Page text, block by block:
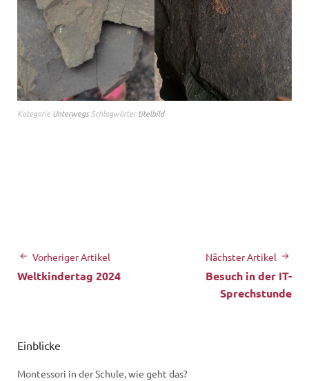
Kategorie Unterwegs Schlagwörtertitelbild
Vorheriger Artikel
Weltkindertag 2024
Nächster Artikel
Besuch in der IT-
Sprechstunde
Einblicke
Montessori in der Schule, wie geht das?